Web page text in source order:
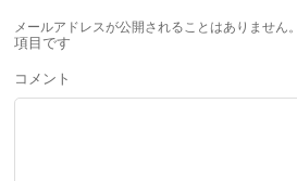
メールアドレスが公開されることはありません。
項目です
コメント